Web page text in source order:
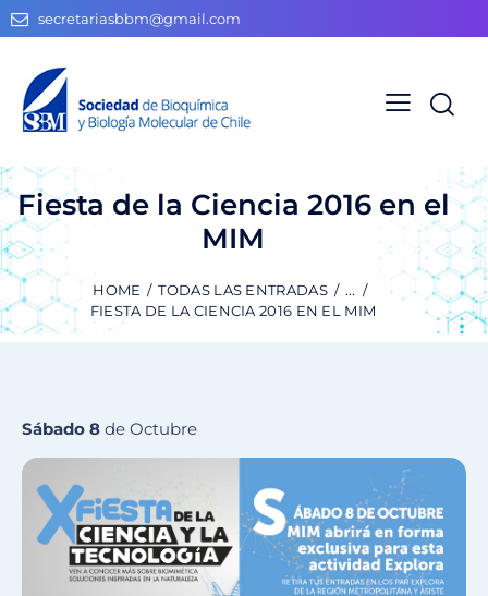
secretariasbbm@gmail.com
Fiesta de la Ciencia 2016 en el
MIM
HOME TODAS LAS ENTRADAS
...
FIESTA DE LA CIENCIA 2016 EN EL MIM
Sábado 8 de Octubre